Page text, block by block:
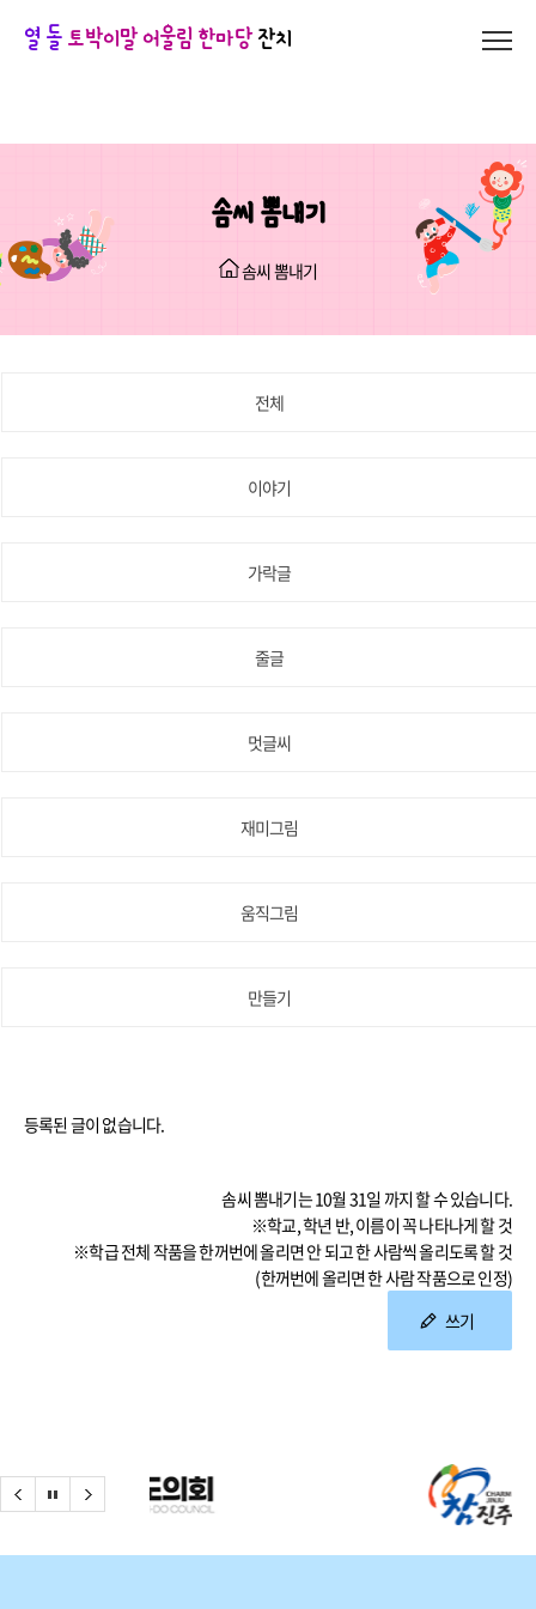
열 돌 토박이말 어울림 한마당잔치
솜씨 뽐내기
솜씨 뽐내기
전체
이야기
가락글
줄글
멋글씨
재미그림
움직그림
만들기
등록된 글이 없습니다.
솜씨 뽐내기는 10월 31일 까지 할 수 있습니다.
※학교, 학년 반, 이름이 꼭 나타나게 할 것
※학급 전체 작품을 한꺼번에 올리면 안 되고 한 사람씩 올리도록 할 것
(한꺼번에 올리면 한 사람 작품으로 인정)
쓰기